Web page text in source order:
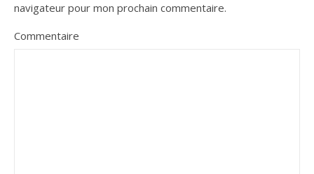
navigateur pour mon prochain commentaire.
Commentaire